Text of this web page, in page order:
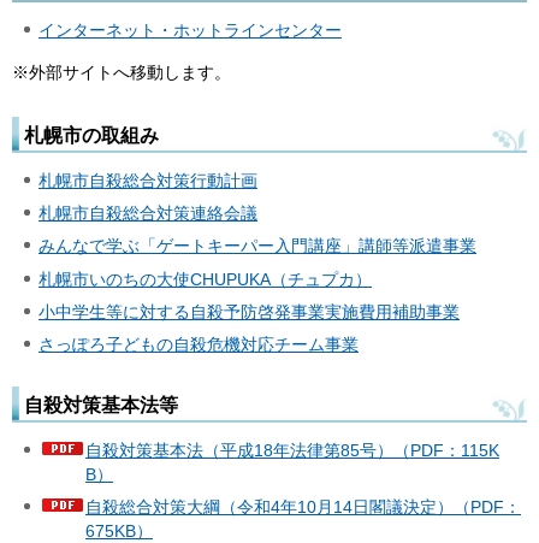
インターネット・ホットラインセンター
※外部サイトへ移動します。
札幌市の取組み
札幌市自殺総合対策行動計画
札幌市自殺総合対策連絡会議
みんなで学ぶ「ゲートキーパー入門講座」講師等派遣事業
札幌市いのちの大使CHUPUKA（チュプカ）
小中学生等に対する自殺予防啓発事業実施費用補助事業
さっぽろ子どもの自殺危機対応チーム事業
自殺対策基本法等
自殺対策基本法（平成18年法律第85号）（PDF：115K
B）
自殺総合対策大綱（令和4年10月14日閣議決定）（PDF：
675KB）